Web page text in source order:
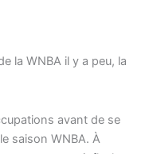
la WNBA il y a peu, la
avant de se
saison WNBA. À